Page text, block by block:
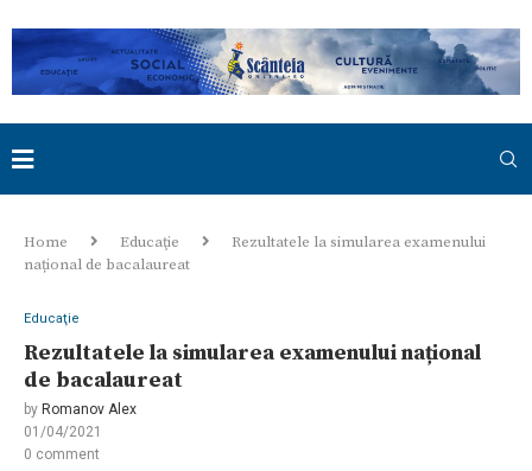
Home Educaţie
Rezultatele la simularea examenului
național de bacalaureat
Educaţie
Rezultatele la simularea examenului național
de bacalaureat
by Romanov Alex
01/04/2021
0 comment